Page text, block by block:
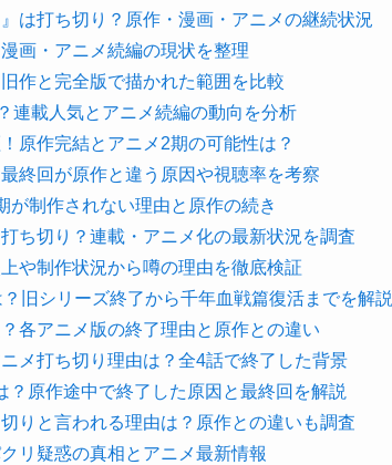
は打ち切り？原作・漫画・アニメの継続状況
画・アニメ続編の現状を整理
作と完全版で描かれた範囲を比較
連載人気とアニメ続編の動向を分析
原作完結とアニメ2期の可能性は？
終回が原作と違う原因や視聴率を考察
が制作されない理由と原作の続き
ち切り？連載・アニメ化の最新状況を調査
や制作状況から噂の理由を徹底検証
旧シリーズ終了から千年血戦篇復活までを解説
各アニメ版の終了理由と原作との違い
メ打ち切り理由は？全4話で終了した背景
？原作途中で終了した原因と最終回を解説
りと言われる理由は？原作との違いも調査
リ疑惑の真相とアニメ最新情報